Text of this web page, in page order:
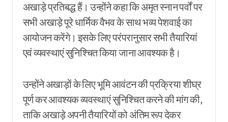
अखाड़े प्रतिबद्ध हैं। उन्होंने कहा कि अमृत स्नान पर्वों पर
सभी अखाड़े पूरे धार्मिक वैभव के साथ भव्य पेशवाई का
आयोजन करेंगे। इसके लिए परंपरानुसार सभी तैयारियां
एवं व्यवस्थाएं सुनिश्चित किया जाना आवश्यक है।
उन्होंने अखाड़ों के लिए भूमि आवंटन की प्रक्रिया शीघ्र
पूर्ण कर आवश्यक व्यवस्थाएं सुनिश्चित करने की मांग की,
ताकि अखाड़े अपनी तैयारियों को अंतिम रूप देकर